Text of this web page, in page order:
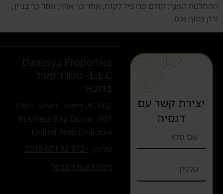
ההחלטה הפוך: קודם פרופיל לקוח, אחר כך אזור, אחר כך בניין,
ורק בסוף נכס.
יצירת קשר עם
דנסיה
Danesya Properties
L.L.C - משרד פעיל
בדובאי
קומה 9, Silver Tower, משרד
901, Business Bay, Dubai,
United Arab Emirates
טלפון:
+972 52 601 2019
ניווט למשרד בגוגל